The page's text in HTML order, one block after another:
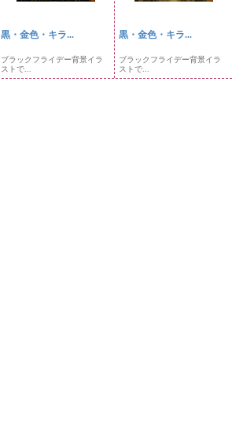
黒・金色・キラ...
ブラックフライデー背景イラ
ストで...
黒・金色・キラ...
ブラックフライデー背景イラ
ストで...